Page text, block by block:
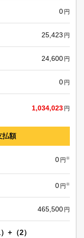
0 円
25,423 円
24,600 円
0 円
1,034,023 円
払額
0 円 ※
0 円 ※
465,500 円
+（2）